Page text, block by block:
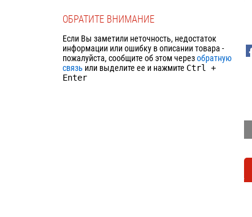
ОБРАТИТЕ ВНИМАНИЕ
Если Вы заметили неточность, недостаток
информации или ошибку в описании товара -
пожалуйста, сообщите об этом черезобратную
связь или выделите ее и нажмите Ctrl
+
Enter